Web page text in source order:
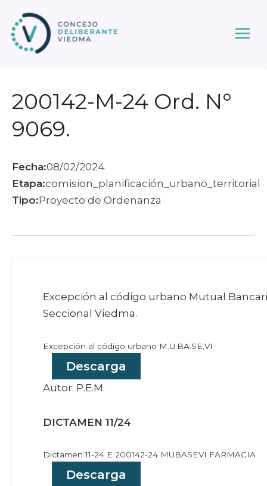
contenido
200142-M-24 Ord. N°
9069.
Fecha:08/02/2024
Etapa:comision_planificación_urbano_territorial
Tipo:Proyecto de Ordenanza
Excepción al código urbano Mutual
Seccional Viedma.
Excepción al código urbano M.U.BA.SE.VI
Descarga
Autor: P.E.M.
DICTAMEN 11/24
Dictamen 11-24 E 200142-24 MUBASEVI FARMACIA
Descarga